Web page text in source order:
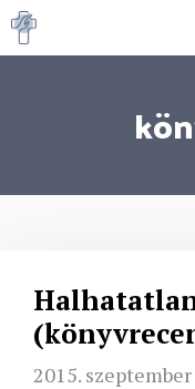
Kilépés
a
2015.